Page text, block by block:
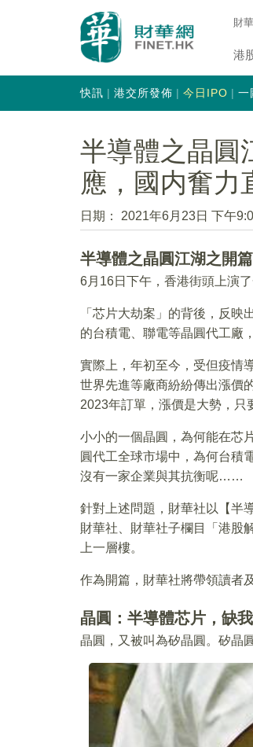
財
港
快訊 港交所發佈 今日IPO 一
半導體之晶圓
應，國内奮力
日期： 2021年6月23日 下午
半導體之晶圓江湖之開篇
6月16日下午，香港街頭上演
「芯片大劫案」的背後，反
的台積電、聯電等晶圓代工廠
實際上，年初至今，受但疫情
世界先進等廠商紛紛傳出漲價
2023年訂單，漲價是大勢，只
小小的一個晶圓，為何能在芯
圓代工全球市場中，為何台積
沒有一家企業與其抗衡呢……
針對上述問題，財華社以【半
財華社、財華社子欄目「港股
上一層樓。
作為開篇，財華社將帶領讀者
晶圓：半導體芯片，缺
晶圓，又被叫為矽晶圓。矽晶